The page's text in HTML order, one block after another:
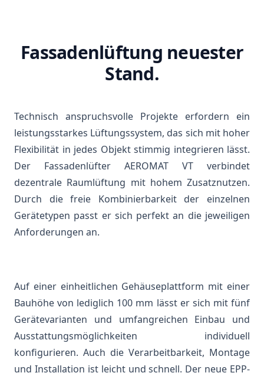
Fassadenlüftung neuester
Stand.
Technisch anspruchsvolle Projekte erfordern ein
leistungsstarkes Lüftungssystem, das sich mit hoher
Flexibilität in jedes Objekt stimmig integrieren lässt.
Der Fassadenlüfter AEROMAT VT verbindet
dezentrale Raumlüftung mit hohem Zusatznutzen.
Durch die freie Kombinierbarkeit der einzelnen
Gerätetypen passt er sich perfekt an die jeweiligen
Anforderungen an.
Auf einer einheitlichen Gehäuseplattform mit einer
Bauhöhe von lediglich 100 mm lässt er sich mit fünf
Gerätevarianten und umfangreichen Einbau und
Ausstattungsmöglichkeiten individuell
konfigurieren. Auch die Verarbeitbarkeit, Montage
und Installation ist leicht und schnell. Der neue EPP-